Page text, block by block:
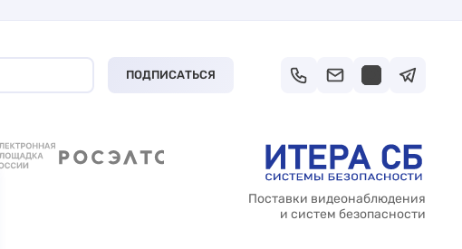
ПОДПИСАТЬСЯ
Поставки видеонаблюдения
и систем безопасности